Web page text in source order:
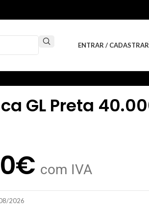
ENTRAR / CADASTRAR
GL Preta
€ com IVA
2026